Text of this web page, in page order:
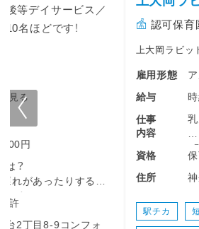
認可保育園
上大岡ラビット保育園TWINSの求人一
アルバイト・パート
給与
時給1,500円 〜 2,000円
仕事
乳児さんの保育全般のお仕
・登園時のお出迎えと、降
・子どもたちの年齢や発
・お散歩や戸外活動での
・食事、お着替え、トイレ
住所
神奈川県横浜市港南区大
短時間（４時間以内） 短